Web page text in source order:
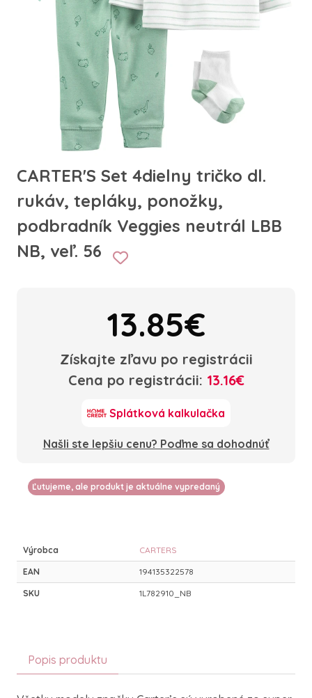
CARTER'S Set 4dielny tričko dl.
rukáv, tepláky, ponožky,
podbradník Veggies neutrál LBB
NB, veľ. 56
13.85€
Získajte zľavu po registrácii
Cena po registrácii: 13.16€
Splátková kalkulačka
Našli ste lepšiu cenu? Poďme sa dohodnúť
Ľutujeme, ale produkt je aktuálne vypredaný
Výrobca CARTERS
EAN 194135322578
SKU 1L782910_NB
Popis produktu